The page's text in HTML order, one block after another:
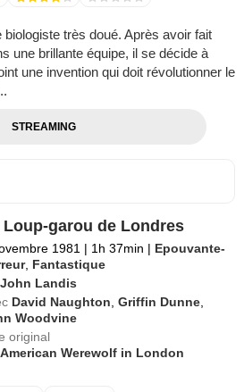
biologiste très doué. Après avoir fait
une brillante équipe, il se décide à
une invention qui doit révolutionner le
STREAMING
Loup-garou de Londres
1981 | 1h 37min | Epouvante-
, Fantastique
John Landis
David Naughton ,Griffin Dunne
Woodvine
original
Werewolf in London